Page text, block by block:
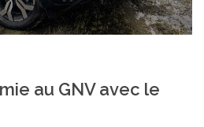
au GNV avec le